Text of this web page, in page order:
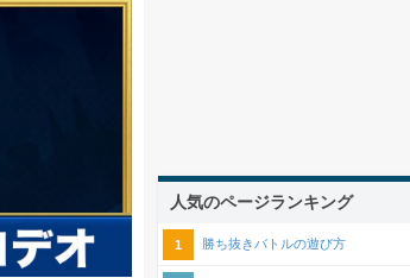
人気のページランキング
勝ち抜きバトルの遊び方